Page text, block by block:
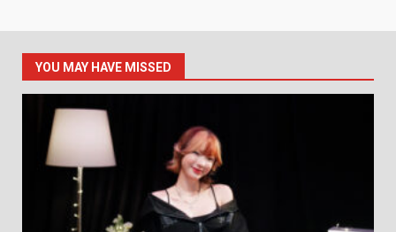
YOU MAY HAVE MISSED